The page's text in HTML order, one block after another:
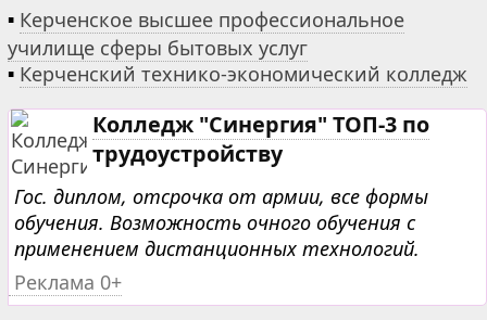
▪ Керченское высшее профессиональное
училище сферы бытовых услуг
▪ Керченский технико-экономический колледж
Колледж "Синергия" ТОП-3 по
трудоустройству
Гос. диплом, отсрочка от армии, все формы
обучения. Возможность очного обучения с
применением дистанционных технологий.
Реклама 0+